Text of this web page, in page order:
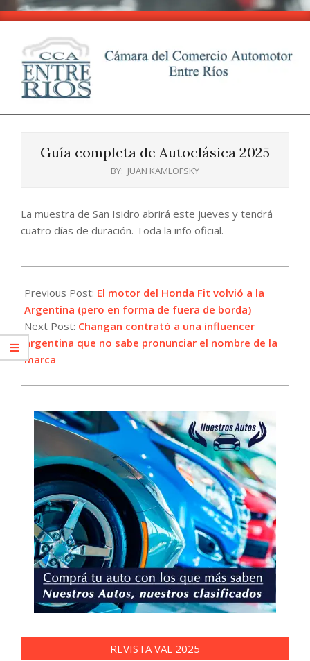
Skip
content
CCA
EntreGuía completa de Autoclásica 2025
BY: JUAN KAMLOFSKY
La muestra de San Isidro abrirá este jueves y tendrá
cuatro días de duración. Toda la info oficial.
10-
06
Previous Post: El motor del Honda Fit volvió a la
Argentina (pero en forma de fuera de borda)
Next Post: Changan contrató a una influencer
argentina que no sabe pronunciar el nombre de la
marca
REVISTA VAL 2025